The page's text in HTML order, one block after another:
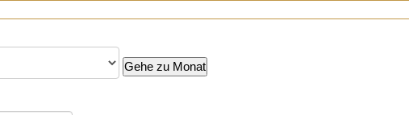
Gehe zu Monat